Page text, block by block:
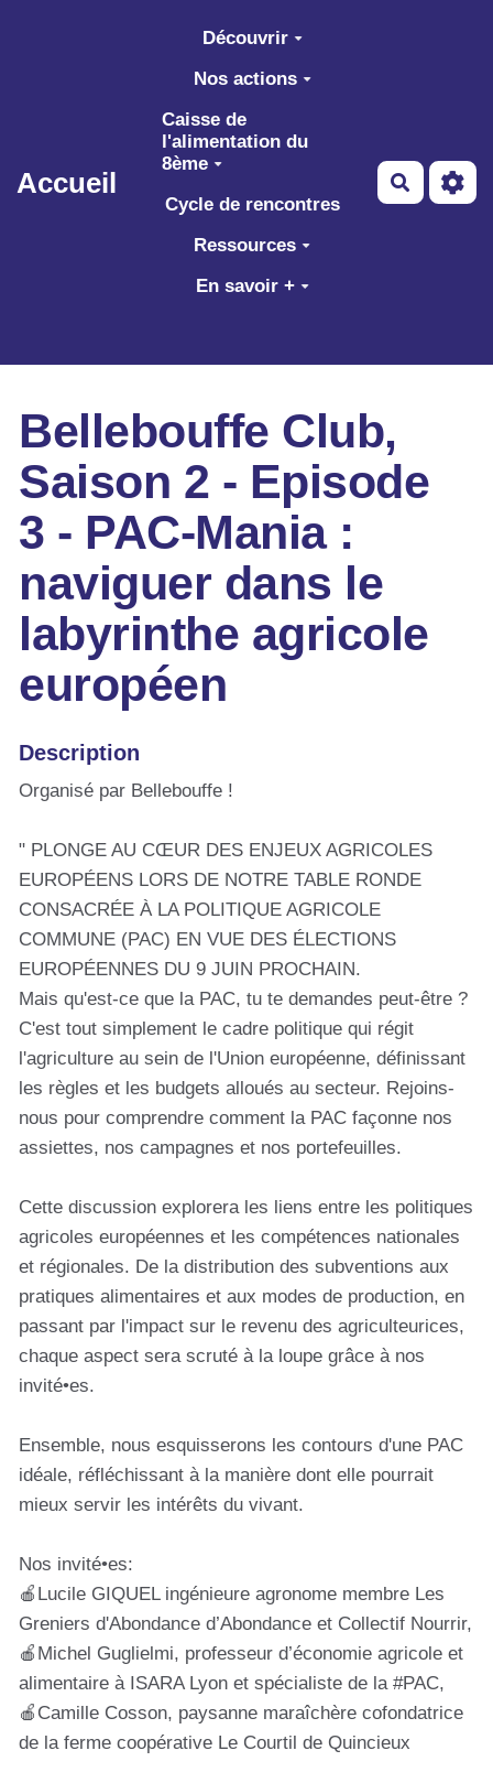
Aller au contenu principal
Accueil
Découvrir
Nos actions
Caisse de
l'alimentation du
8ème
Cycle de rencontres
Ressources
En savoir +
Bellebouffe Club,
Saison 2 - Episode
3 - PAC-Mania :
naviguer dans le
labyrinthe agricole
européen
Description
Organisé par Bellebouffe !
" PLONGE AU CŒUR DES ENJEUX AGRICOLES
EUROPÉENS LORS DE NOTRE TABLE RONDE
CONSACRÉE À LA POLITIQUE AGRICOLE
COMMUNE (PAC) EN VUE DES ÉLECTIONS
EUROPÉENNES DU 9 JUIN PROCHAIN.
Mais qu'est-ce que la PAC, tu te demandes peut-être ?
C'est tout simplement le cadre politique qui régit
l'agriculture au sein de l'Union européenne, définissant
les règles et les budgets alloués au secteur. Rejoins-
nous pour comprendre comment la PAC façonne nos
assiettes, nos campagnes et nos portefeuilles.
Cette discussion explorera les liens entre les politiques
agricoles européennes et les compétences nationales
et régionales. De la distribution des subventions aux
pratiques alimentaires et aux modes de production, en
passant par l'impact sur le revenu des agriculteurices,
chaque aspect sera scruté à la loupe grâce à nos
invité•es.
Ensemble, nous esquisserons les contours d'une PAC
idéale, réfléchissant à la manière dont elle pourrait
mieux servir les intérêts du vivant.
Nos invité•es:
🍎Lucile GIQUEL ingénieure agronome membre Les
Greniers d'Abondance d’Abondance et Collectif Nourrir,
🍎Michel Guglielmi, professeur d’économie agricole et
alimentaire à ISARA Lyon et spécialiste de la #PAC,
🍎Camille Cosson, paysanne maraîchère cofondatrice
de la ferme coopérative Le Courtil de Quincieux